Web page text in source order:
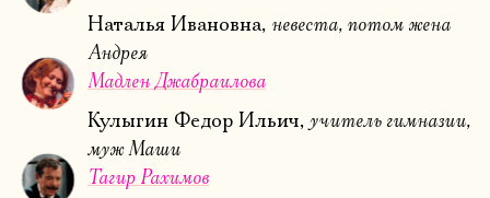
Наталья Ивановна, невеста, потом жена
Андрея
Мадлен Джабраилова
Кулыгин Федор Ильич, учитель гимназии,
муж Маши
Тагир Рахимов